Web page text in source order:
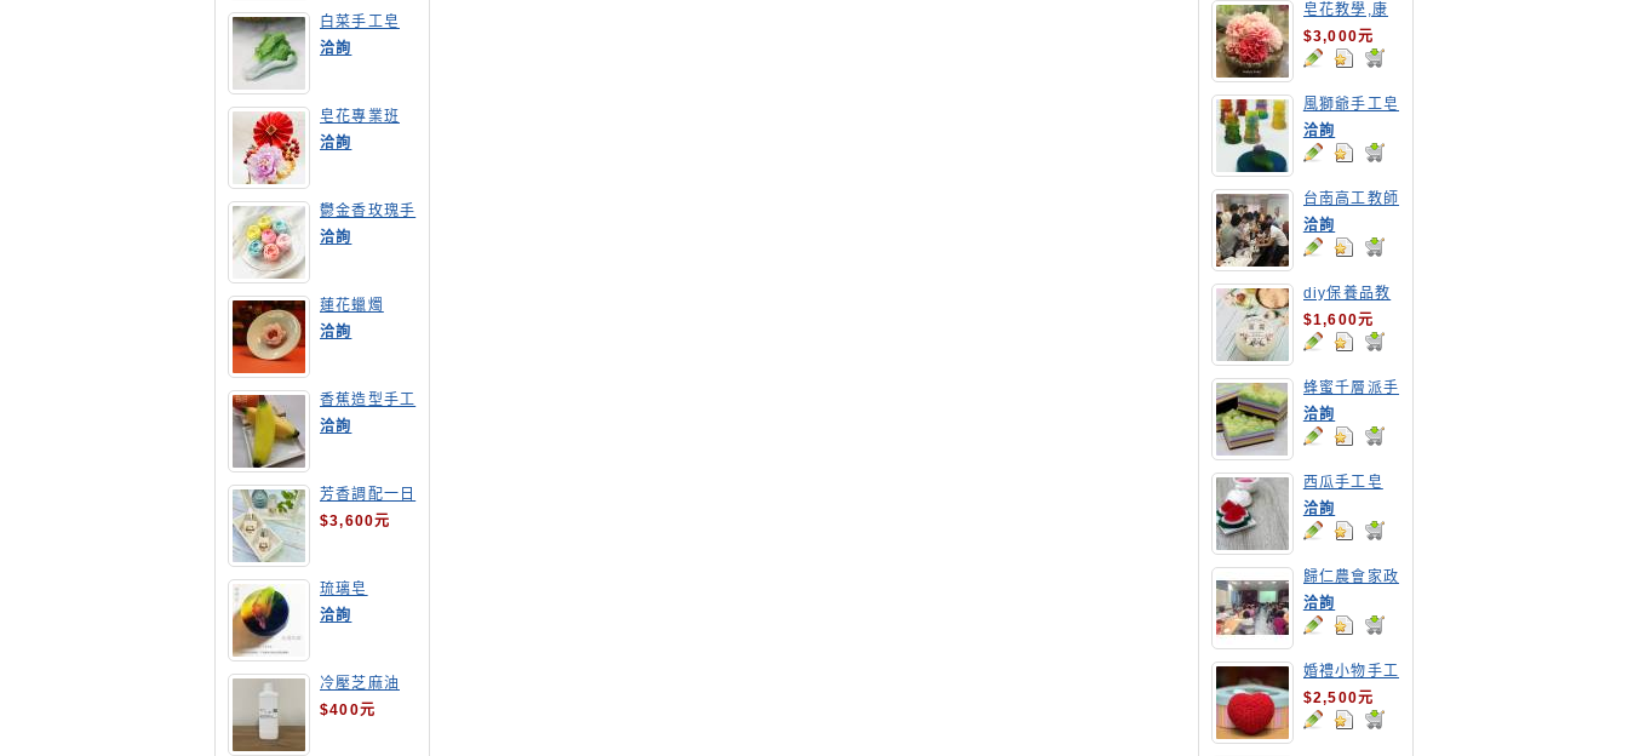
白菜手工皂
洽詢
皂花專業班
洽詢
鬱金香玫瑰手
工皂(長高型)
洽詢
蓮花蠟燭
洽詢
香蕉造型手工
皂
洽詢
芳香調配一日
班
$3,600元
琉璃皂
洽詢
冷壓芝麻油
$400元
皂花教學,康
乃馨
$3,000元
風獅爺手工皂
洽詢
台南高工教師
保養品研習營
洽詢
diy保養品教
學-修護霜
$1,600元
蜂蜜千層派手
工皂
洽詢
西瓜手工皂
洽詢
歸仁農會家政
專案計畫-酵
素清潔液研習
座談
洽詢
婚禮小物手工
皂教學
$2,500元